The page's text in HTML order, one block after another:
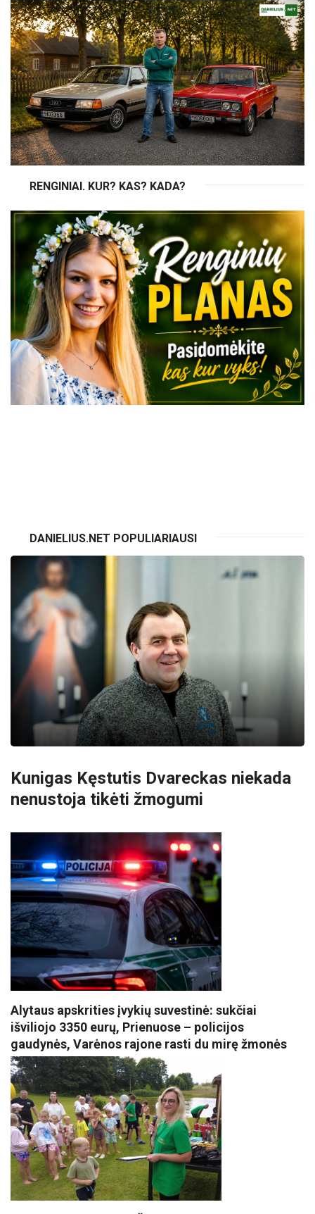
RENGINIAI. KUR? KAS? KADA?
DANIELIUS.NET POPULIARIAUSI
Kunigas Kęstutis Dvareckas niekada
nenustoja tikėti žmogumi
Alytaus apskrities įvykių suvestinė: sukčiai
išviliojo 3350 eurų, Prienuose – policijos
gaudynės, Varėnos rajone rasti du mirę žmonės